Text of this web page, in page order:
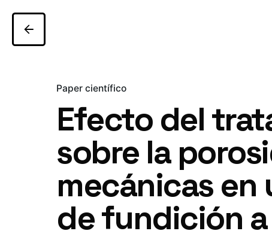
Paper científico
Efecto del
sobre la
mecánicas en
de fundición